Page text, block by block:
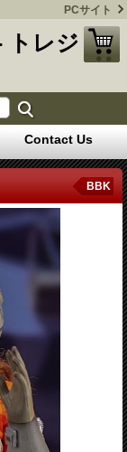
PCサイト
トレジ
Contact Us
BBK